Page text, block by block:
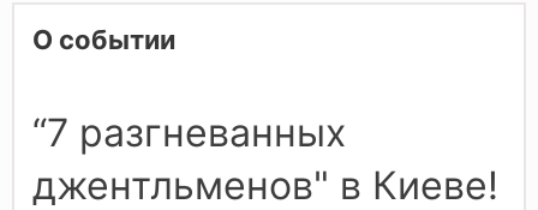
О событии
“7 разгневанных
джентльменов" в Киеве!